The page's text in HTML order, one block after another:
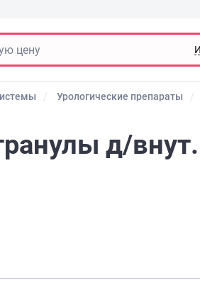
Урологические препараты
д/